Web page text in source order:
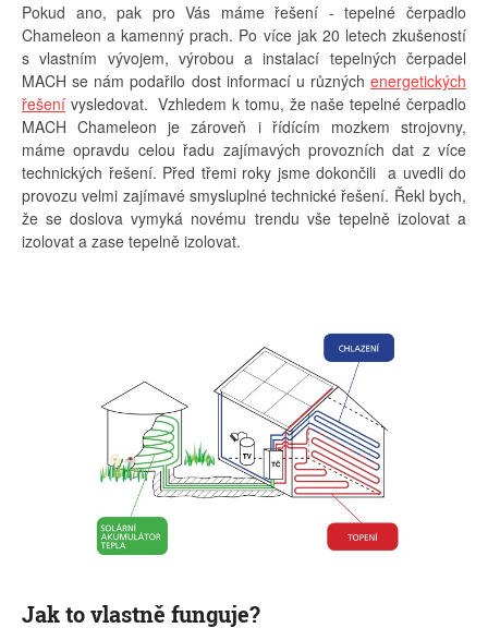
Pokud ano, pak pro Vás máme řešení - tepelné čerpadlo
Chameleon a kamenný prach. Po více jak 20 letech zkušeností
s vlastním vývojem, výrobou a instalací tepelných čerpadel
MACH se nám podařilo dost informací u různých energetických
řešení vysledovat. Vzhledem k tomu, že naše tepelné čerpadlo
MACH Chameleon je zároveň i řídícím mozkem strojovny,
máme opravdu celou řadu zajímavých provozních dat z více
technických řešení. Před třemi roky jsme dokončili a uvedli do
provozu velmi zajímavé smysluplné technické řešení. Řekl bych,
že se doslova vymyká novému trendu vše tepelně izolovat a
izolovat a zase tepelně izolovat.
Jak to vlastně funguje?